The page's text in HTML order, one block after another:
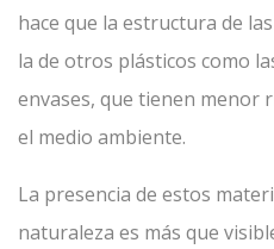
hace que la estructura de
la de otros plásticos como
envases, que tienen menor
el medio ambiente.
La presencia de estos
naturaleza es más que